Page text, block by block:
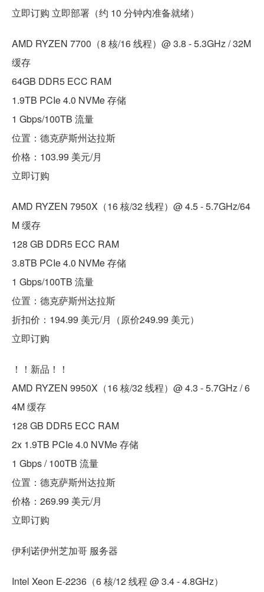
立即订购 立即部署（约 10 分钟内准备就绪）
AMD RYZEN 7700（8 核/16 线程）@ 3.8 - 5.3GHz / 32M
缓存
64GB DDR5 ECC RAM
1.9TB PCIe 4.0 NVMe 存储
1 Gbps/100TB 流量
位置：德克萨斯州达拉斯
价格：103.99 美元/月
立即订购
AMD RYZEN 7950X（16 核/32 线程）@ 4.5 - 5.7GHz/64
M 缓存
128 GB DDR5 ECC RAM
3.8TB PCIe 4.0 NVMe 存储
1 Gbps/100TB 流量
位置：德克萨斯州达拉斯
折扣价：194.99 美元/月（原价249.99 美元）
立即订购
！！新品！！
AMD RYZEN 9950X（16 核/32 线程）@ 4.3 - 5.7GHz / 6
4M 缓存
128 GB DDR5 ECC RAM
2x 1.9TB PCIe 4.0 NVMe 存储
1 Gbps / 100TB 流量
位置：德克萨斯州达拉斯
价格：269.99 美元/月
立即订购
伊利诺伊州芝加哥 服务器
Intel Xeon E-2236（6 核/12 线程 @ 3.4 - 4.8GHz）